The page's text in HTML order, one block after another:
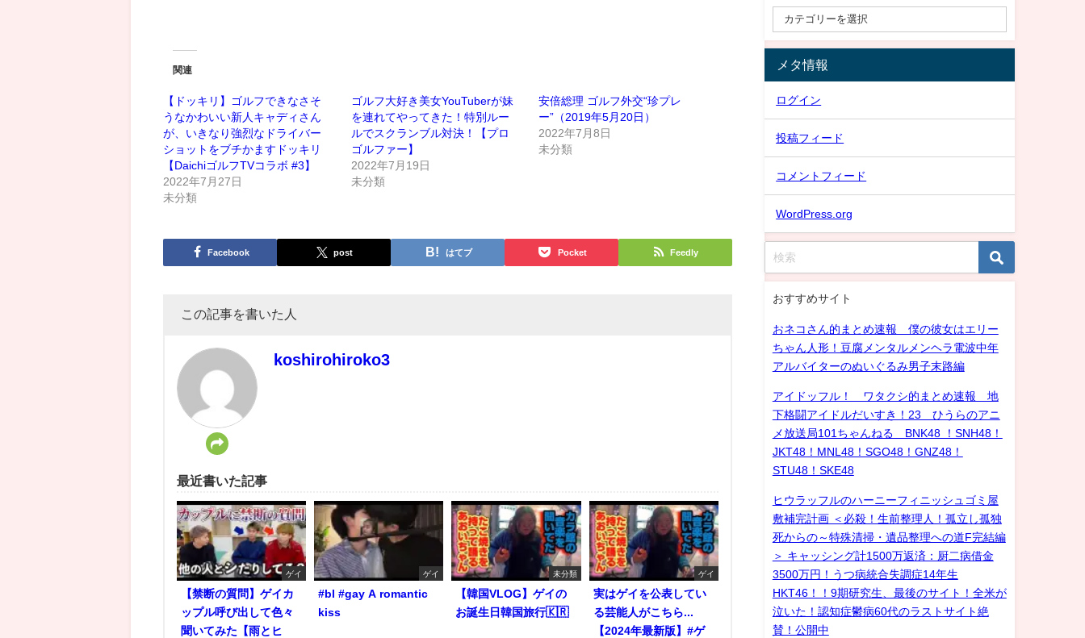
関連
【ドッキリ】ゴルフできなさそ
うなかわいい新人キャディさん
が、いきなり強烈なドライバー
ショットをブチかますドッキリ
【DaichiゴルフTVコラボ #3】
2022年7月27日
未分類
ゴルフ大好き美女YouTuberが妹
を連れてやってきた！特別ルー
ルでスクランブル対決！【プロ
ゴルファー】
2022年7月19日
未分類
安倍総理 ゴルフ外交“珍プレ
ー”（2019年5月20日）
2022年7月8日
未分類
Facebook post はてブ Pocket Feedly
この記事を書いた人
koshirohiroko3
最近書いた記事
ゲイ
【禁断の質問】ゲイカ
ップル呼び出して色々
聞いてみた【雨とヒ
ゲイ
#bl #gay A romantic
kiss
未分類
【韓国VLOG】ゲイの
お誕生日韓国旅行🇰🇷
ゲイ
実はゲイを公表してい
る芸能人がこちら...
【2024年最新版】#ゲ
メタ情報
ログイン
投稿フィード
コメントフィード
WordPress.org
おすすめサイト
おネコさん的まとめ速報 僕の彼女はエリー
ちゃん人形！豆腐メンタルメンヘラ電波中年
アルバイターのぬいぐるみ男子末路編
アイドッフル！ ワタクシ的まとめ速報 地
下格闘アイドルだいすき！23 ひうらのアニ
メ放送局101ちゃんねる BNK48 ！SNH48！
JKT48！MNL48！SGO48！GNZ48！
STU48！SKE48
ヒウラッフルのハーニーフィニッシュゴミ屋
敷補完計画 ＜必殺！生前整理人！孤立し孤独
死からの～特殊清掃・遺品整理への道F完結編
＞ キャッシング計1500万返済：厨二病借金
3500万円！うつ病統合失調症14年生
HKT46！！9期研究生、最後のサイト！全米が
泣いた！認知症鬱病60代のラストサイト絶
賛！公開中